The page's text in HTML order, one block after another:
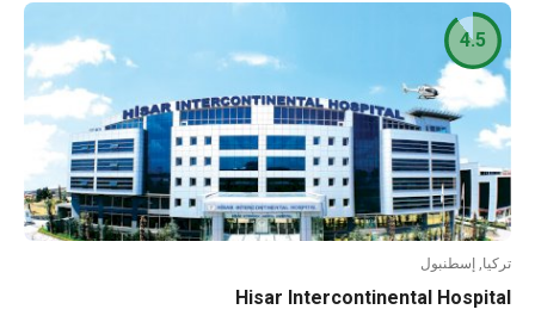
تركيا, إسطنبول
Hisar Intercontinental Hospital
4.5